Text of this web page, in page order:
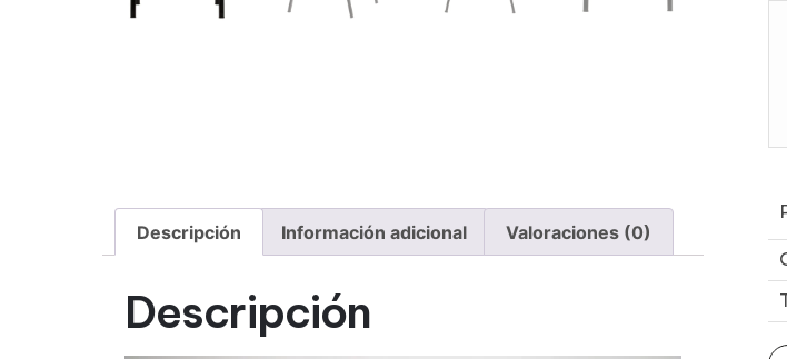
Descripción Información adicional Valoraciones (0)
Descripción